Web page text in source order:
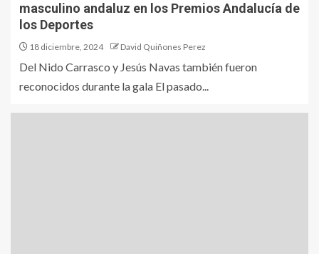
masculino andaluz en los Premios Andalucía de
los Deportes
18 diciembre, 2024 David Quiñones Perez
Del Nido Carrasco y Jesús Navas también fueron
reconocidos durante la gala El pasado...